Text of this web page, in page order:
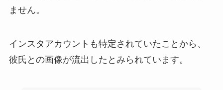
ません。
インスタアカウントも特定されていたことから、
彼氏との画像が流出したとみられています。